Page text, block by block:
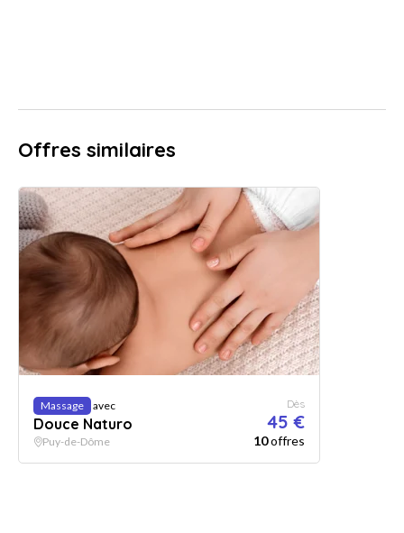
Offres similaires
Massage avec
Douce Naturo
Dès
45 €
Puy-de-Dôme 10offres